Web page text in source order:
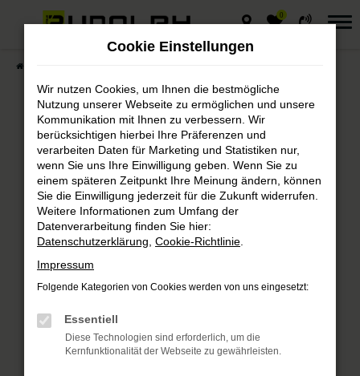
Zum
0
Autohaus Rudolph
Fahrzeugmarkt
Bei Autohaus Rudolph finden Sie
immer das passende Fahrzeug.
Fehler: Network Error
Beim Laden ist ein Fehler aufgetreten.
Cookie Einstellungen
Wir nutzen Cookies, um Ihnen die bestmögliche
Nutzung unserer Webseite zu ermöglichen und unsere
Kommunikation mit Ihnen zu verbessern. Wir
berücksichtigen hierbei Ihre Präferenzen und
verarbeiten Daten für Marketing und Statistiken nur,
wenn Sie uns Ihre Einwilligung geben. Wenn Sie zu
einem späteren Zeitpunkt Ihre Meinung ändern, können
Sie die Einwilligung jederzeit für die Zukunft widerrufen.
Weitere Informationen zum Umfang der
Datenverarbeitung finden Sie hier:
Datenschutzerklärung Cookie-Richtlinie
Impressum
Folgende Kategorien von Cookies werden von uns eingesetzt:
Essentiell
Diese Technologien sind erforderlich, um die
Kernfunktionalität der Webseite zu gewährleisten.